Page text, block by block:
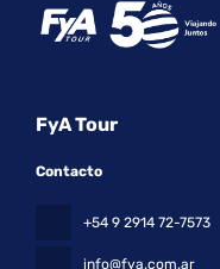
FyA Tour
Contacto
+54 9 2914 72-7573
info@fya.com.ar